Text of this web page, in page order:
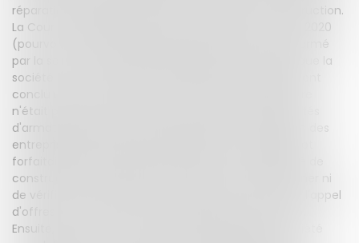
réparation du préjudice subi par la société de construction.
La Cour de cassation, dans un arrêt rendu le 5 mars 2020
(pourvoi n° 19-11.574), décide de rejeter le pourvoi formé
par la société mandataire.Elle indique tout d'abord que la
société de construction et le maître d'ouvrage avaient
conclu un marché à forfait auquel le maitre d'oeuvre
n'était pas partie. Par ailleurs, en l'espèce, les quantités
d'armatures prévues dans le dossier de consultation des
entreprises et dans la décomposition du prix global et
forfaitaire (DPGF) étaient insuffisantes, et la société de
construction n'avait pas été en mesure de déterminer ni
de vérifier les quantités nécessaires au moment de l'appel
d'offres compte tenu de la complexité de l'ouvrage.
Ensuite, la la Cour de cassation constate que la société